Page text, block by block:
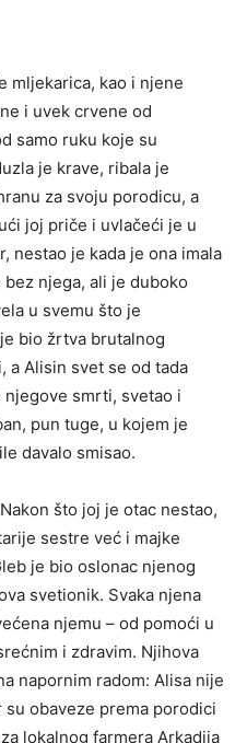
mljekarica, kao i njene
i uvek crvene od
samo ruku koje su
je krave, ribala je
za svoju porodicu, a
joj priče i uvlačeći je u
nestao je kada je ona imala
njega, ali je duboko
u svemu što je
bio žrtva brutalnog
a Alisin svet se od tada
njegove smrti, svetao i
pun tuge, u kojem je
davalo smisao.
što joj je otac nestao,
sestre već i majke
je bio oslonac njenog
svetionik. Svaka njena
njemu – od pomoći u
i zdravim. Njihova
napornim radom: Alisa nije
su obaveze prema porodici
lokalnog farmera Arkadija